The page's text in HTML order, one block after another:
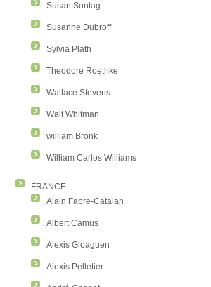
Susan Sontag
Susanne Dubroff
Sylvia Plath
Theodore Roethke
Wallace Stevens
Walt Whitman
william Bronk
William Carlos Williams
FRANCE
Alain Fabre-Catalan
Albert Camus
Alexis Gloaguen
Alexis Pelletier